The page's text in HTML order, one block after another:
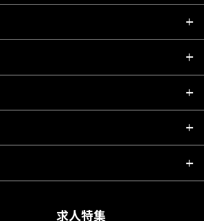
求人特集